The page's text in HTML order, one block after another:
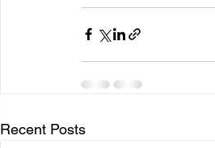
Recent Posts